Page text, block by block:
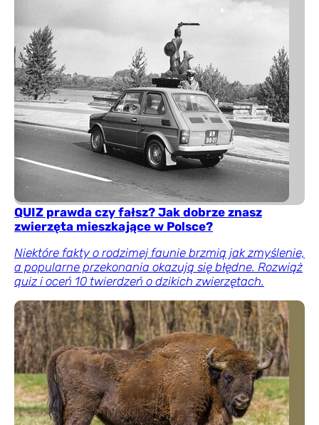
QUIZ prawda czy fałsz? Jak dobrze znasz
zwierzęta mieszkające w Polsce?
Niektóre fakty o rodzimej faunie brzmią jak zmyślenie,
a popularne przekonania okazują się błędne. Rozwiąż
quiz i oceń 10 twierdzeń o dzikich zwierzętach.